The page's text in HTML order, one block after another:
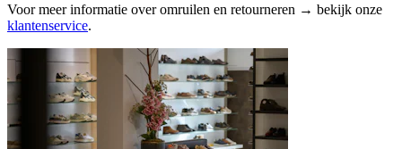
Voor meer informatie over omruilen en retourneren → bekijk onze
klantenservice.